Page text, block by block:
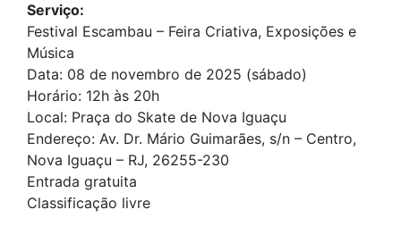
Serviço:
Festival Escambau – Feira Criativa, Exposições e
Música
Data: 08 de novembro de 2025 (sábado)
Horário: 12h às 20h
Local: Praça do Skate de Nova Iguaçu
Endereço: Av. Dr. Mário Guimarães, s/n – Centro,
Nova Iguaçu – RJ, 26255-230
Entrada gratuita
Classificação livre